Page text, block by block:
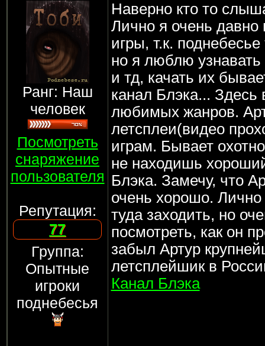
Ранг: Наш
человек
Посмотреть
снаряжение
пользователя
Репутация:
77
Группа:
Опытные
игроки
поднебесья
Наверно кто то
Лично я очень давно
игры, т.к.
но я люблю узнавать
и тд, качать их
канал Блэка... Здесь
любимых жанров.
летсплеи(видео
играм. Бывает
не находишь
Блэка. Замечу, что
очень хорошо. Лично
туда заходить, но
посмотреть, как он
забыл Артур
летсплейшик в
Канал Блэка